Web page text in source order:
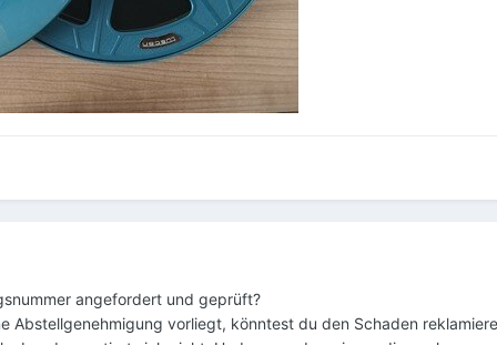
angefordert und geprüft?
Abstellgenehmigung vorliegt, könntest du den Schaden